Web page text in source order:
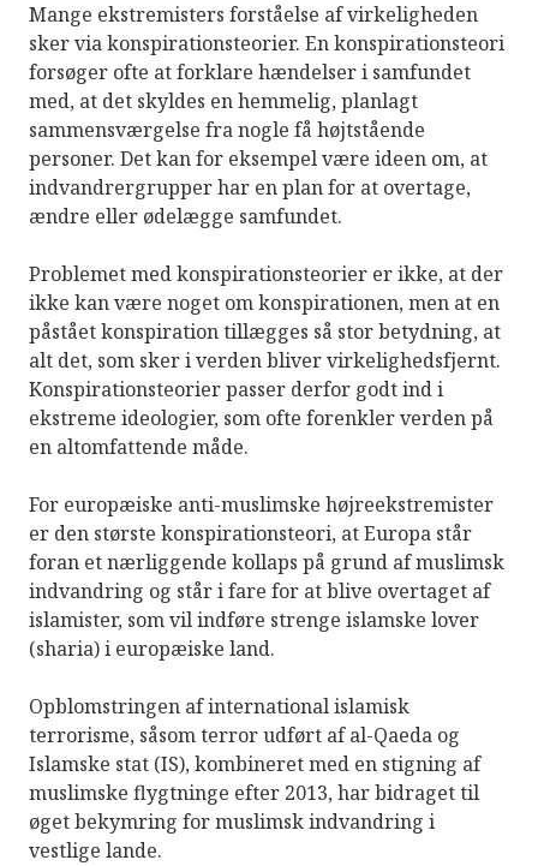
Mange ekstremisters forståelse af virkeligheden
sker via konspirationsteorier. En konspirationsteori
forsøger ofte at forklare hændelser i samfundet
med, at det skyldes en hemmelig, planlagt
sammensværgelse fra nogle få højtstående
personer. Det kan for eksempel være ideen om, at
indvandrergrupper har en plan for at overtage,
ændre eller ødelægge samfundet.
Problemet med konspirationsteorier er ikke, at der
ikke kan være noget om konspirationen, men at en
påstået konspiration tillægges så stor betydning, at
alt det, som sker i verden bliver virkelighedsfjernt.
Konspirationsteorier passer derfor godt ind i
ekstreme ideologier, som ofte forenkler verden på
en altomfattende måde.
For europæiske anti-muslimske højreekstremister
er den største konspirationsteori, at Europa står
foran et nærliggende kollaps på grund af muslimsk
indvandring og står i fare for at blive overtaget af
islamister, som vil indføre strenge islamske lover
(sharia) i europæiske land.
Opblomstringen af international islamisk
terrorisme, såsom terror udført af al-Qaeda og
Islamske stat (IS), kombineret med en stigning af
muslimske flygtninge efter 2013, har bidraget til
øget bekymring for muslimsk indvandring i
vestlige lande.